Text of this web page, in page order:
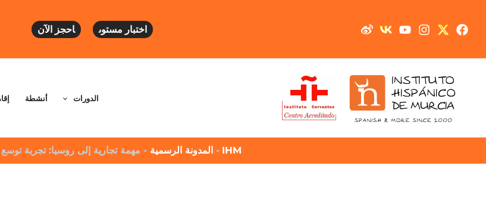
اختبار مستوى احجز الآن
الدورات أنشطة
IHM
- المدونة الرسمية - مهمة تجارية إلى روسيا: تجربة